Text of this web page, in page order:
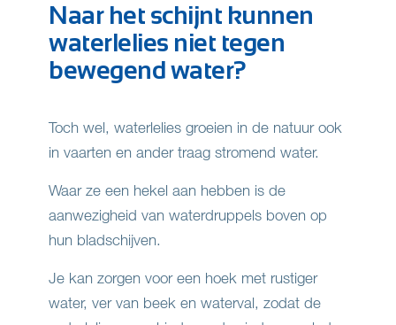
Naar het schijnt kunnen
waterlelies niet tegen
bewegend water?
Toch wel, waterlelies groeien in de natuur ook
in vaarten en ander traag stromend water.
Waar ze een hekel aan hebben is de
aanwezigheid van waterdruppels boven op
hun bladschijven.
Je kan zorgen voor een hoek met rustiger
water, ver van beek en waterval, zodat de